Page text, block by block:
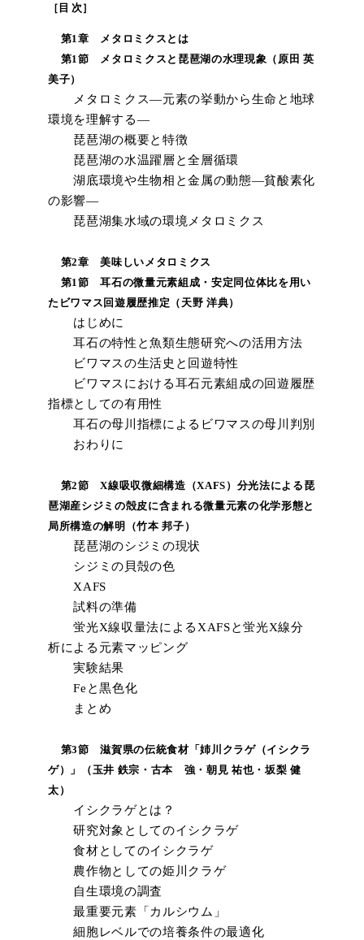
［目 次］
第1章 メタロミクスとは
第1節 メタロミクスと琵琶湖の水理現象（原田 英
美子）
メタロミクス―元素の挙動から生命と地球
環境を理解する―
琵琶湖の概要と特徴
琵琶湖の水温躍層と全層循環
湖底環境や生物相と金属の動態―貧酸素化
の影響―
琵琶湖集水域の環境メタロミクス
第2章 美味しいメタロミクス
第1節 耳石の微量元素組成・安定同位体比を用い
たビワマス回遊履歴推定（天野 洋典）
はじめに
耳石の特性と魚類生態研究への活用方法
ビワマスの生活史と回遊特性
ビワマスにおける耳石元素組成の回遊履歴
指標としての有用性
耳石の母川指標によるビワマスの母川判別
おわりに
第2節 X線吸収微細構造（XAFS）分光法による琵
琶湖産シジミの殻皮に含まれる微量元素の化学形態と
局所構造の解明（竹本 邦子）
琵琶湖のシジミの現状
シジミの貝殻の色
XAFS
試料の準備
蛍光X線収量法によるXAFSと蛍光X線分
析による元素マッピング
実験結果
Feと黒色化
まとめ
第3節 滋賀県の伝統食材「姉川クラゲ（イシクラ
ゲ）」（玉井 鉄宗・古本 強・朝見 祐也・坂梨 健
太）
イシクラゲとは？
研究対象としてのイシクラゲ
食材としてのイシクラゲ
農作物としての姫川クラゲ
自生環境の調査
最重要元素「カルシウム」
細胞レベルでの培養条件の最適化